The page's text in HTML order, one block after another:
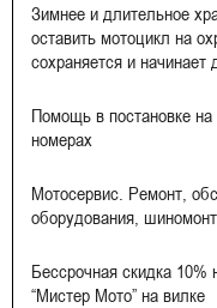
Зимнее и длительное
оставить мотоцикл на
сохраняется и
Помощь в постановке
номерах
Мотосервис. Ремонт,
оборудования,
Бессрочная скидка 10%
“Мистер Мото” на вилке